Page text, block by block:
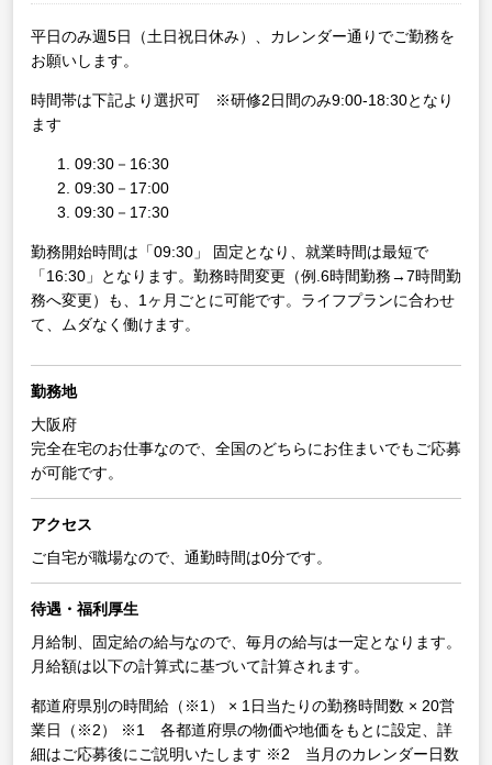
平日のみ週5日（土日祝日休み）、カレンダー通りでご勤務を
お願いします。
時間帯は下記より選択可 ※研修2日間のみ9:00-18:30となり
ます
09:30－16:30
09:30－17:00
09:30－17:30
勤務開始時間は「09:30」 固定となり、就業時間は最短で
「16:30」となります。勤務時間変更（例.6時間勤務→7時間勤
務へ変更）も、1ヶ月ごとに可能です。ライフプランに合わせ
て、ムダなく働けます。
勤務地
大阪府
完全在宅のお仕事なので、全国のどちらにお住まいでもご応募
が可能です。
アクセス
ご自宅が職場なので、通勤時間は0分です。
待遇・福利厚生
月給制、固定給の給与なので、毎月の給与は一定となります。
月給額は以下の計算式に基づいて計算されます。
都道府県別の時間給（※1） × 1日当たりの勤務時間数 × 20営
業日（※2）
※1 各都道府県の物価や地価をもとに設定、詳
細はご応募後にご説明いたします ※2 当月のカレンダー日数